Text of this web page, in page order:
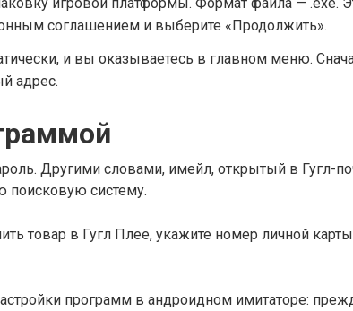
соглашением и выберите «Продолжить».
и вы оказываетесь в главном меню.
адрес.
Другими словами, имейл, открытый в Гугл-
поисковую систему.
товар в Гугл Плее, укажите номер личной
программ в андроидном имитаторе: